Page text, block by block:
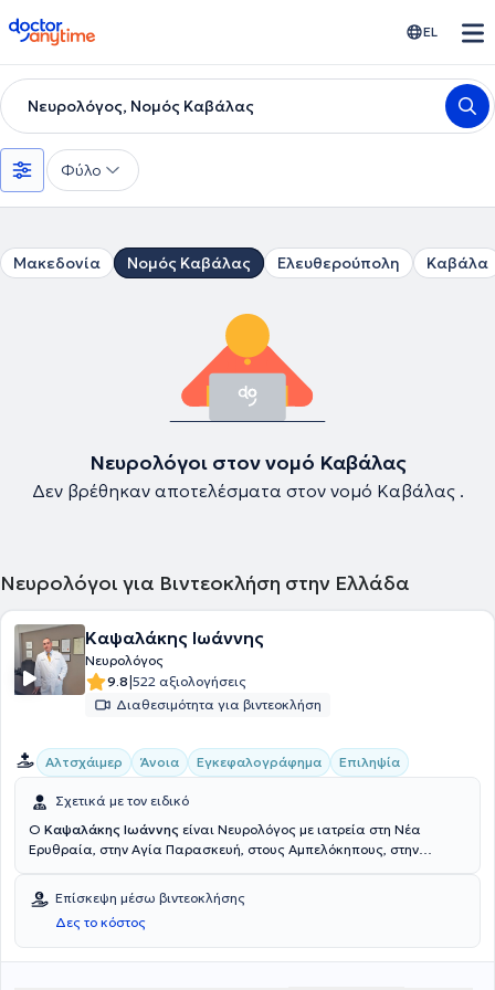
doctoranytime EL
Νευρολόγος, Νομός Καβάλας
Φύλο
Μακεδονία Νομός Καβάλας Ελευθερούπολη Καβάλα
Νευρολόγοι στον νομό Καβάλας
Δεν βρέθηκαν αποτελέσματα στον νομό Καβάλας .
Νευρολόγοι για Βιντεοκλήση στην Ελλάδα
Καψαλάκης Ιωάννης
Νευρολόγος
9.8|522 αξιολογήσεις
Διαθεσιμότητα για βιντεοκλήση
Αλτσχάιμερ Άνοια Εγκεφαλογράφημα Επιληψία
Σχετικά με τον ειδικό
O Καψαλάκης Ιωάννης είναι Νευρολόγος με ιατρεία στη Νέα
Ερυθραία, στην Αγία Παρασκευή, στους Αμπελόκηπους, στην
κατέχει πτυχίο από την Ιατρική Σχολή του Εθνικού και
Καποδιστριακού Πανεπιστημίου Αθηνών και είναι εξειδικευμένος
στη Νευρολογία στο Γενικό Νοσοκομείο Αθηνών "Γ. Γεννηματάς". Ο
γιατρός διαθέτει ιδιαίτερη εμπειρία στο ηλεκτροεγκεφαλογράφημα
Επίσκεψη μέσω βιντεοκλήσης
Δες το κόστος